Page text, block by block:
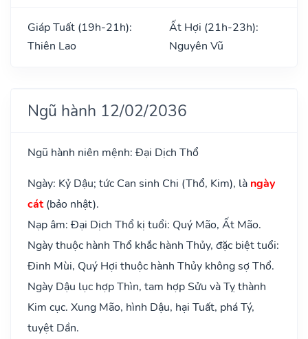
Giáp Tuất (19h-21h):
Thiên Lao
Ất Hợi (21h-23h):
Nguyên Vũ
Ngũ hành 12/02/2036
Ngũ hành niên mệnh: Đại Dịch Thổ
Ngày: Kỷ Dậu; tức Can sinh Chi (Thổ, Kim), là ngày
cát(bảo nhật).
Nạp âm: Đại Dịch Thổ kị tuổi: Quý Mão, Ất Mão.
Ngày thuộc hành Thổ khắc hành Thủy, đặc biệt tuổi:
Đinh Mùi, Quý Hợi thuộc hành Thủy không sợ Thổ.
Ngày Dậu lục hợp Thìn, tam hợp Sửu và Tỵ thành
Kim cục. Xung Mão, hình Dậu, hại Tuất, phá Tý,
tuyệt Dần.